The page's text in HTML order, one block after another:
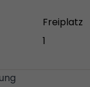
Freiplatz
1